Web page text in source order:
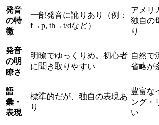
発音
の特
徴
一部発音に訛りあり（例：
f→p, th→t/dなど）
アメリ
独自の
り
発音
の明
瞭さ
明瞭でゆっくりめ。初心者
に聞き取りやすい
自然で
省略が
語
彙・
表現
標準的だが、独自の表現あ
り
豊富な
ング・
い